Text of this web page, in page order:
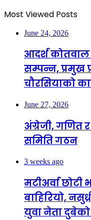
Most Viewed Posts
June 24, 2026
आदर्श कोतवाल
सम्पन्न, प्रमुख
चौरसियाको
June 27, 2026
अंग्रेजी, गणित
समिति गठन
3 weeks ago
मटीअर्वा
बाहिरियो,
युवा नेता